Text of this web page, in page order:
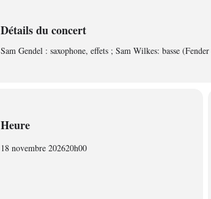
Détails du concert
Sam Gendel : saxophone, effets ; Sam Wilkes: basse
Heure
18 novembre 202620h00